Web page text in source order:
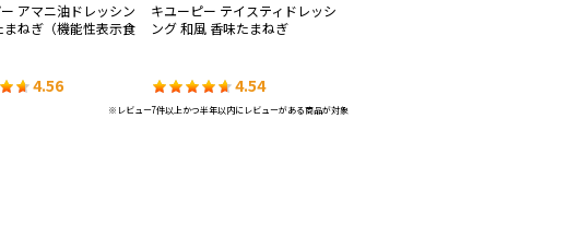
アマニ油ドレッシン
まねぎ（機能性表示食
4.56
キユーピー テイスティドレッシ
ング 和風 香味たまねぎ
4.54
※レビュー7件以上かつ半年以内にレビューがある商品が対象